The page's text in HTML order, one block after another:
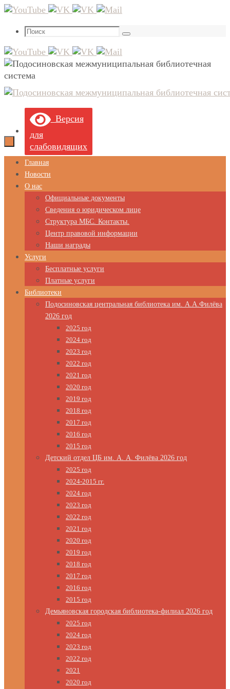
Перейти
содержимому
Что
Поиск
Версия
для
слабовидящих
Перейти
содержимому
Главная
Новости
О нас
Официальные документы
Сведения о юридическом лице
Структура МБС. Контакты.
Центр правовой информации
Наши награды
Услуги
Бесплатные услуги
Платные услуги
Библиотеки
Подосиновская центральная библиотека им. А.А.Филёва
2026 год
2025 год
2024 год
2023 год
2022 год
2021 год
2020 год
2019 год
2018 год
2017 год
2016 год
2015 год
Детский отдел ЦБ им. А. А. Филёва 2026 год
2025 год
2024-2015 гг.
2024 год
2023 год
2022 год
2021 год
2020 год
2019 год
2018 год
2017 год
2016 год
2015 год
Демьяновская городская библиотека-филиал 2026 год
2025 год
2024 год
2023 год
2022 год
2021
2020 год